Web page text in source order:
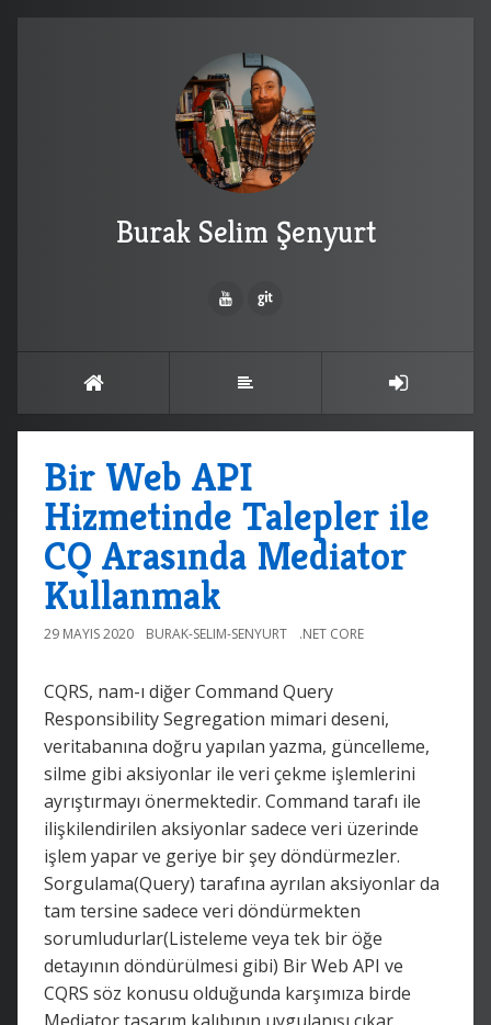
Burak Selim Şenyurt
Bir Web API
Hizmetinde Talepler ile
CQ Arasında Mediator
Kullanmak
29 MAYIS 2020 BURAK-SELIM-SENYURT .NET CORE
CQRS, nam-ı diğer Command Query
Responsibility Segregation mimari deseni,
veritabanına doğru yapılan yazma, güncelleme,
silme gibi aksiyonlar ile veri çekme işlemlerini
ayrıştırmayı önermektedir. Command tarafı ile
ilişkilendirilen aksiyonlar sadece veri üzerinde
işlem yapar ve geriye bir şey döndürmezler.
Sorgulama(Query) tarafına ayrılan aksiyonlar da
tam tersine sadece veri döndürmekten
sorumludurlar(Listeleme veya tek bir öğe
detayının döndürülmesi gibi) Bir Web API ve
CQRS söz konusu olduğunda karşımıza birde